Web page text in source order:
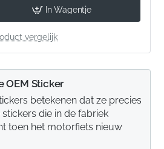
In Wagentje
vergelijk
OEM Sticker
betekenen dat ze precies
die in de fabriek
toen het motorfiets nieuw